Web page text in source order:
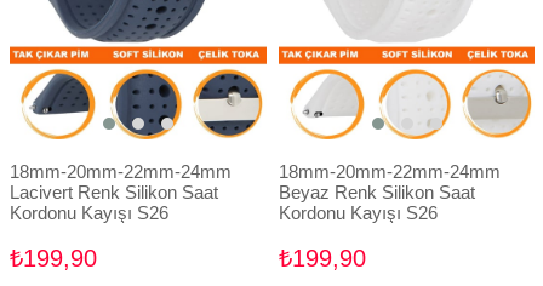
18mm-20mm-22mm-24mm
Lacivert Renk Silikon Saat
Kordonu Kayışı S26
₺199,90
18mm-20mm-22mm-24mm
Beyaz Renk Silikon Saat
Kordonu Kayışı S26
₺199,90